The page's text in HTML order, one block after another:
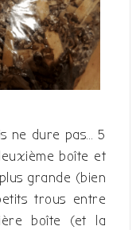
ne dure pas… 5
boîte et
grande (bien
trous entre
boîte (et la